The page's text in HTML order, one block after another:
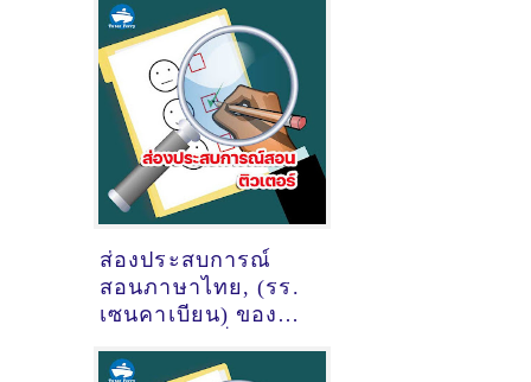
พี่แนน ธัญญาลักษณ์
พรมมี @หมู่บ้านสิริน
ปาร์ควิลล์ แยกบิ้กซี
สันตพล
ส่องประสบการณ์
สอนภาษาไทย, (รร.
เซนคาเบียน) ของ
นางสาวกันต์ฤทัย